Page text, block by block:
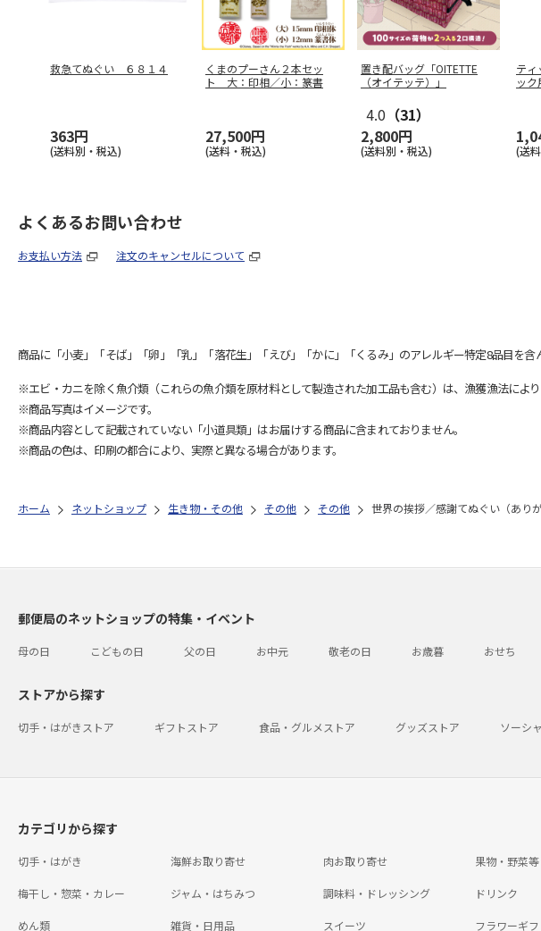
救急てぬぐい ６８１４
363円
(送料別・税込)
くまのプーさん２本セッ
ト 大：印相／小：篆書
27,500円
(送料・税込)
置き配バッグ「OITETTE
（オイテッテ）」
4.0 （31）
2,800円
(送料別・税込)
ティ
ッ
(送
よくあるお問い合わせ
お支払い方法 注文のキャンセルについて
商品に「小麦」「そば」「卵」「乳」「落花生」「えび」「かに」「くるみ」のアレルギー特定8品目を含
※エビ・カニを除く魚介類（これらの魚介類を原材料として製造された加工品も含む）は、漁獲漁法によ
※商品写真はイメージです。
※商品内容として記載されていない「小道具類」はお届けする商品に含まれておりません。
※商品の色は、印刷の都合により、実際と異なる場合があります。
ホーム ネットショップ 生き物・その他 その他 その他 世界の挨拶／感謝てぬぐい（あり
郵便局のネットショップの特集・イベント
母の日 こどもの日 父の日 お中元 敬老の日 お歳暮 おせち
ストアから探す
切手・はがきストア ギフトストア 食品・グルメストア グッズストア ソーシ
カテゴリから探す
切手・はがき 海鮮お取り寄せ 肉お取り寄せ 果物・野菜等
梅干し・惣菜・カレー ジャム・はちみつ 調味料・ドレッシング ドリンク
めん類 雑貨・日用品 スイーツ フラワーギフ